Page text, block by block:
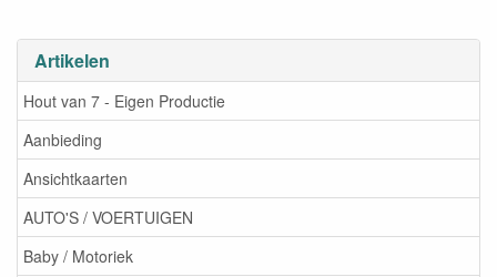
Artikelen
Hout van 7 - Eigen Productie
Aanbieding
Ansichtkaarten
AUTO'S / VOERTUIGEN
Baby / Motoriek